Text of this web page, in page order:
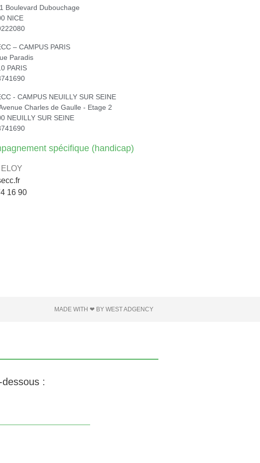
Boulevard Dubouchage
NICE
– CAMPUS PARIS
Paradis
PARIS
- CAMPUS NEUILLY SUR SEINE
Charles de Gaulle - Etage 2
NEUILLY SUR SEINE
spécifique (handicap)
16 90
MADE WITH ❤ BY WEST ADGENCY
: